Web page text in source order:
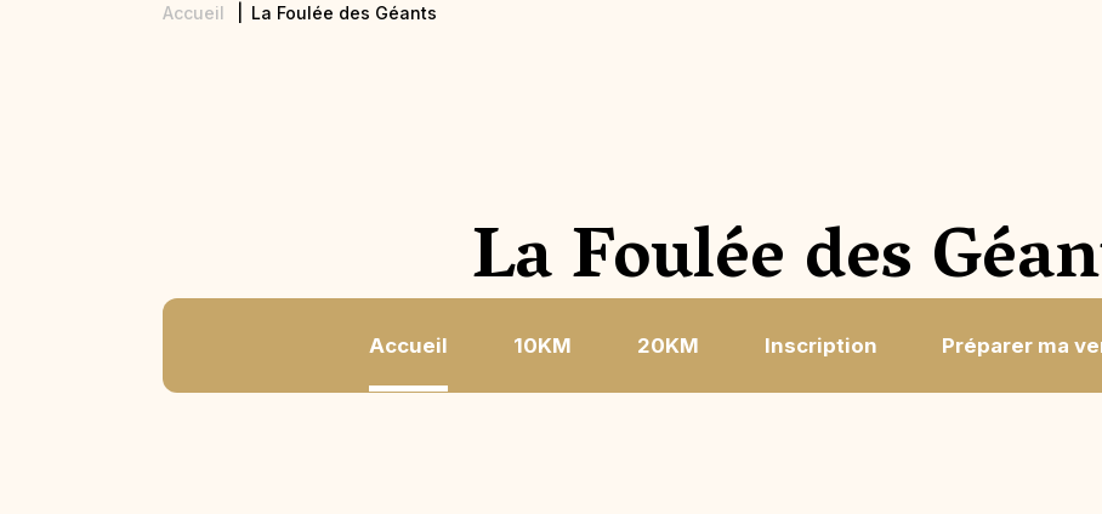
Accueil La Foulée des Géants
La Foulée des
Accueil 10KM 20KM Inscription Préparer ma